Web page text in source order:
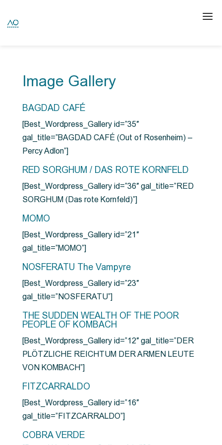
Image Gallery
BAGDAD CAFÉ
[Best_Wordpress_Gallery id=”35″
gal_title=”BAGDAD CAFÉ (Out of Rosenheim) –
Percy Adlon”]
RED SORGHUM / DAS ROTE KORNFELD
[Best_Wordpress_Gallery id=”36″ gal_title=”RED
SORGHUM (Das rote Kornfeld)”]
MOMO
[Best_Wordpress_Gallery id=”21″
gal_title=”MOMO”]
NOSFERATU The Vampyre
[Best_Wordpress_Gallery id=”23″
gal_title=”NOSFERATU”]
THE SUDDEN WEALTH OF THE POOR
PEOPLE OF KOMBACH
[Best_Wordpress_Gallery id=”12″ gal_title=”DER
PLÖTZLICHE REICHTUM DER ARMEN LEUTE
VON KOMBACH”]
FITZCARRALDO
[Best_Wordpress_Gallery id=”16″
gal_title=”FITZCARRALDO”]
COBRA VERDE